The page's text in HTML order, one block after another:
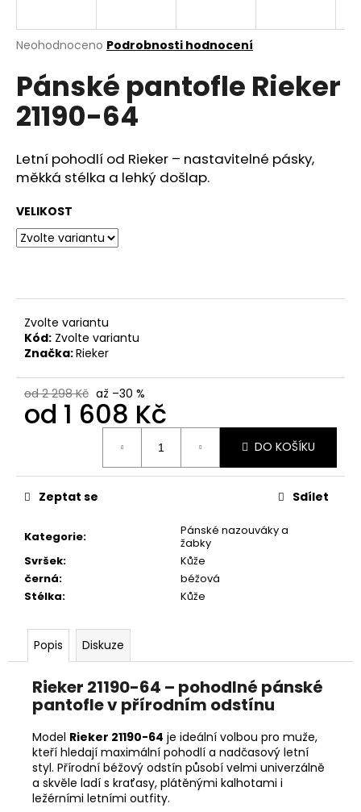
Průměrné
produktu
je
0,0
z
hvězdiček.
Neohodnoceno Podrobnosti hodnocení
Pánské pantofle Rieker
21190-64
Letní pohodlí od Rieker – nastavitelné pásky,
měkká stélka a lehký došlap.
VELIKOST
Zvolte variantu
Kód: Zvolte variantu
Značka:Rieker
od 2 298 Kč až –30 %
od 1 608 Kč
DO KOŠÍKU
Kategorie:
Pánské nazouváky a
žabky
Svršek:
Kůže
černá:
béžová
Stélka: Kůže
Zeptat se Sdílet
Popis Diskuze
Rieker 21190-64 – pohodlné pánské
pantofle v přírodním odstínu
Model Rieker 21190-64 je ideální volbou pro muže,
kteří hledají maximální pohodlí a nadčasový letní
styl. Přírodní béžový odstín působí velmi univerzálně
a skvěle ladí s kraťasy, plátěnými kalhotami i
ležérními letními outfity.
j
t
?
HLEDAT
p
u
č
u
e
PRIMIGI
Kč